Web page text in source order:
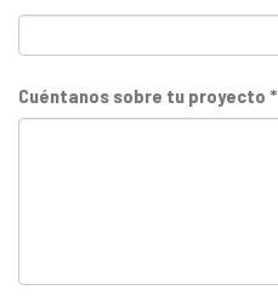
Cuéntanos sobre tu proyecto *